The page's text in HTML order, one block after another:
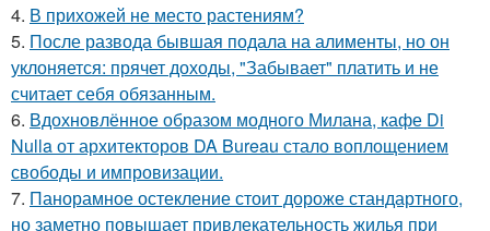
4. В прихожей не место растениям?
5. После развода бывшая подала на алименты, но он
уклоняется: прячет доходы, "Забывает" платить и не
считает себя обязанным.
6. Вдохновлённое образом модного Милана, кафе Di
Nulla от архитекторов DA Bureau стало воплощением
свободы и импровизации.
7. Панорамное остекление стоит дороже стандартного,
но заметно повышает привлекательность жилья при